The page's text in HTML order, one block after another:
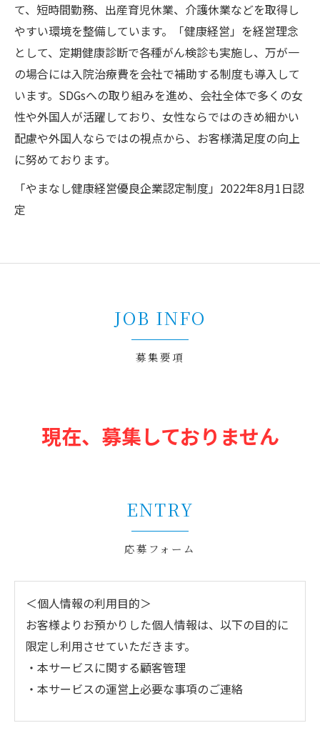
て、短時間勤務、出産育児休業、介護休業などを取得し
やすい環境を整備しています。「健康経営」を経営理念
として、定期健康診断で各種がん検診も実施し、万が一
の場合には入院治療費を会社で補助する制度も導入して
います。SDGsへの取り組みを進め、会社全体で多くの女
性や外国人が活躍しており、女性ならではのきめ細かい
配慮や外国人ならではの視点から、お客様満足度の向上
に努めております。
「やまなし健康経営優良企業認定制度」2022年8月1日認
定
募集要項
JOB INFO
現在、募集しておりません
応募フォーム
ENTRY
＜個人情報の利用目的＞
お客様よりお預かりした個人情報は、以下の目的に
限定し利用させていただきます。
・本サービスに関する顧客管理
・本サービスの運営上必要な事項のご連絡